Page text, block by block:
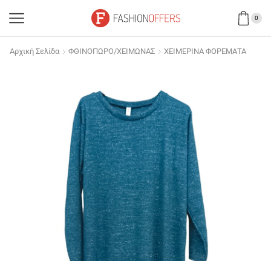
0
Αρχική Σελίδα ΦΘΙΝΟΠΩΡΟ/ΧΕΙΜΩΝΑΣ ΧΕΙΜΕΡΙΝΑ ΦΟΡΕΜΑΤΑ